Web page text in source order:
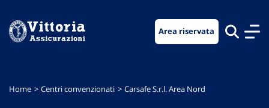
menu
contenuto
footer
Area riservata
Home Centri convenzionati Carsafe S.r.l. Area Nord